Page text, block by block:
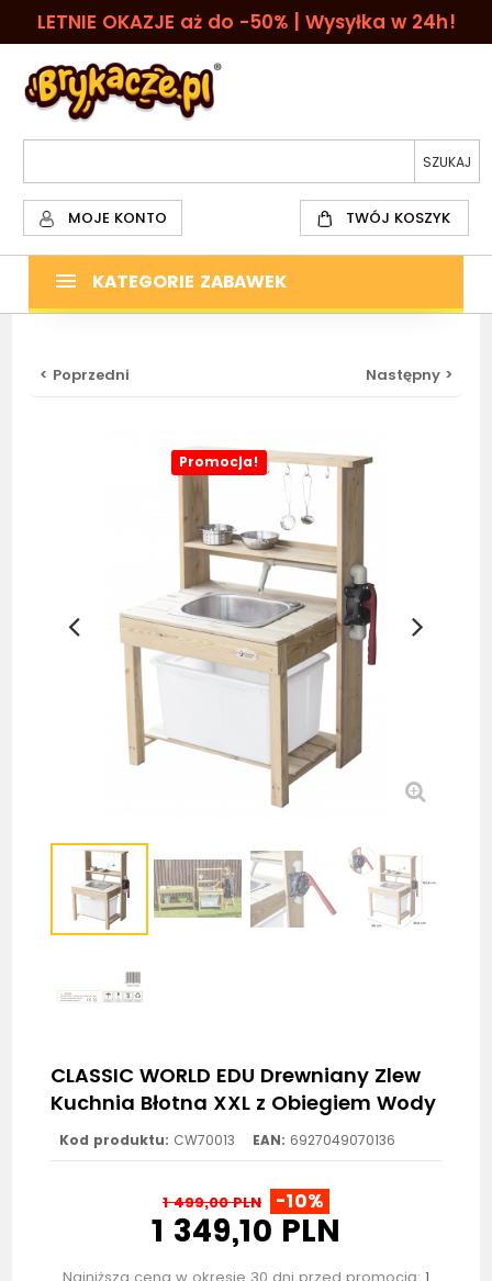
LETNIE OKAZJE aż do -50% | Wysyłka w 24h!
MOJE KONTO TWÓJ KOSZYK
KATEGORIE ZABAWEK
< Poprzedni Następny >
Promocja!
CLASSIC WORLD EDU Drewniany Zlew
Kuchnia Błotna XXL z Obiegiem Wody
Kod produktu: CW70013 EAN: 6927049070136
1 499,00 PLN -10%
1 349,10 PLN
Najniższa cena w okresie 30 dni przed promocją: 1